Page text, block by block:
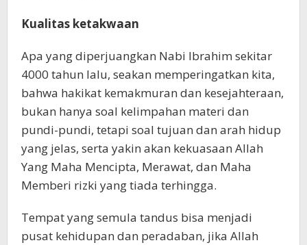
Kualitas ketakwaan
Apa yang diperjuangkan Nabi Ibrahim sekitar
4000 tahun lalu, seakan memperingatkan kita,
bahwa hakikat kemakmuran dan kesejahteraan,
bukan hanya soal kelimpahan materi dan
pundi-pundi, tetapi soal tujuan dan arah hidup
yang jelas, serta yakin akan kekuasaan Allah
Yang Maha Mencipta, Merawat, dan Maha
Memberi rizki yang tiada terhingga.
Tempat yang semula tandus bisa menjadi
pusat kehidupan dan peradaban, jika Allah